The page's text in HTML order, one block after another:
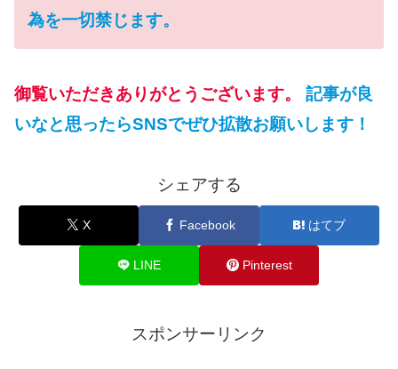
為を一切禁じます。
御覧いただきありがとうございます。
記事が良
いなと思ったらSNSでぜひ拡散お願いします！
シェアする
X Facebook はてブ
LINE Pinterest
スポンサーリンク